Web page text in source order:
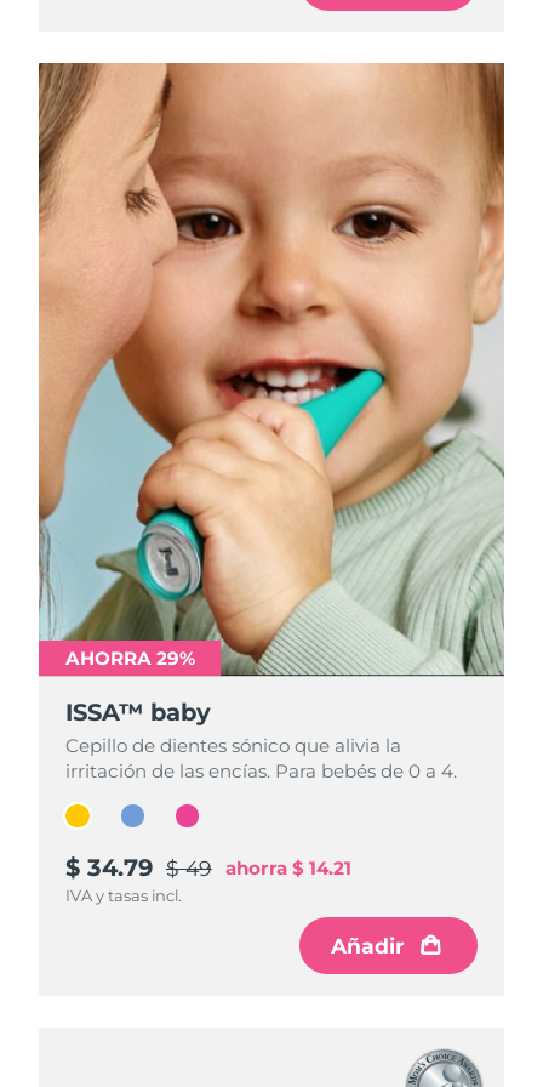
AHORRA 29%
ISSA™ baby
Cepillo de dientes sónico que alivia la
irritación de las encías. Para bebés de 0 a 4.
$ 34.79 $ 49 ahorra $ 14.21
IVA y tasas incl.
Añadir
AHORRA 29%
ISSA™ baby
Cepillo de dientes sónico que alivia la
irritación de las encías. Para bebés de 0 a 4.
$ 34.79 $ 49 ahorra $ 14.21
IVA y tasas incl.
Añadir
AHORRA 29%
ISSA™ baby
Cepillo de dientes sónico que alivia la
irritación de las encías. Para bebés de 0 a 4.
$ 34.79 $ 49 ahorra $ 14.21
IVA y tasas incl.
Añadir